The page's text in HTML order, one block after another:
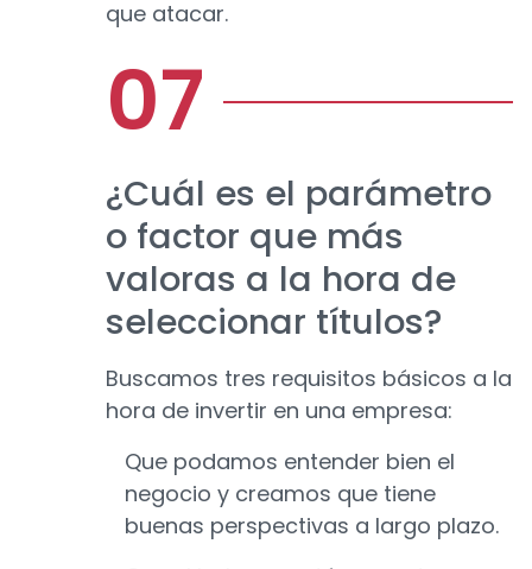
que atacar.
¿Cuál es el parámetro
o factor que más
valoras a la hora de
seleccionar títulos?
Buscamos tres requisitos básicos a la
hora de invertir en una empresa:
Que podamos entender bien el
negocio y creamos que tiene
buenas perspectivas a largo plazo.